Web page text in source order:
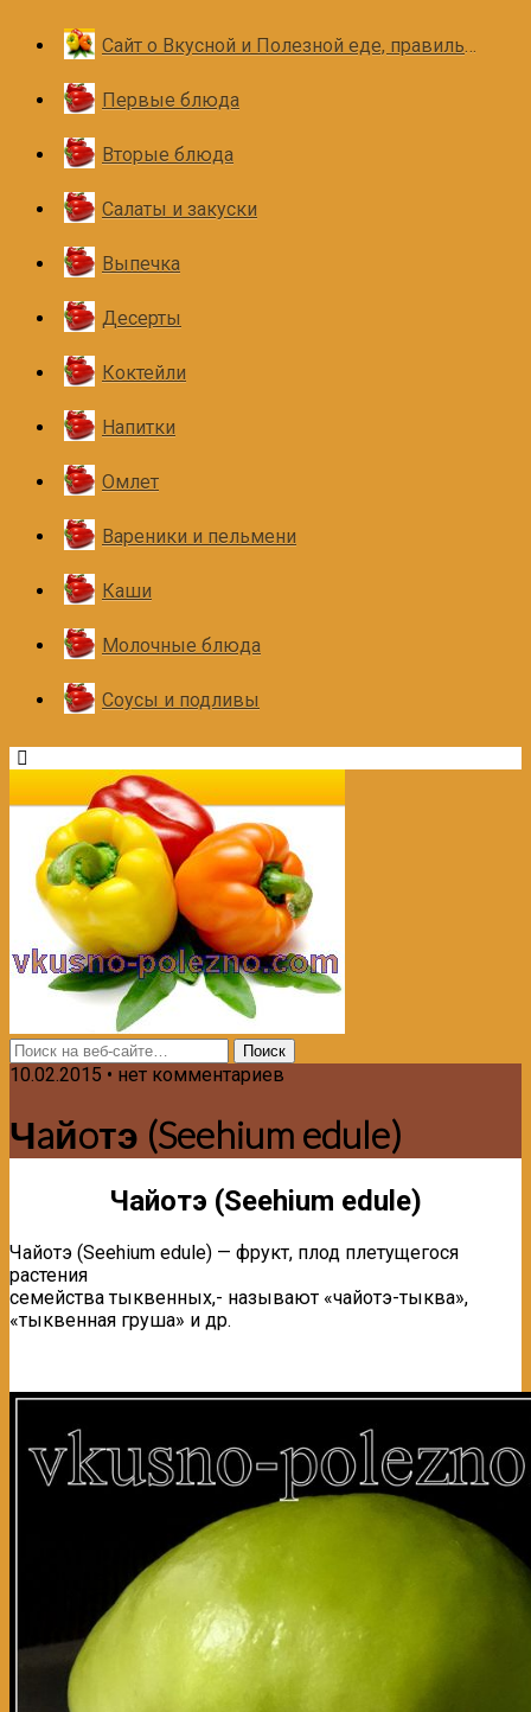
Сайт о Вкусной и Полезной еде, правильном и здоровом питании
Первые блюда
Вторые блюда
Салаты и закуски
Выпечка
Десерты
Коктейли
Напитки
Омлет
Вареники и пельмени
Каши
Молочные блюда
Соусы и подливы
10.02.2015 • нет комментариев
Чaйoтэ (Seehium edule)
Чaйoтэ (Seehium edule)
Чaйoтэ (Seehium edule) — фрукт, плод плетущегося
растения
семейства тыквенных,- называют «чайотэ-тыква»,
«тыквенная груша» и др.